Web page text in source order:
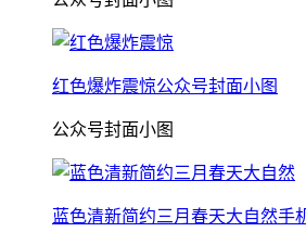
红色爆炸震惊公众号封面小图
公众号封面小图
蓝色清新简约三月春天大自然手